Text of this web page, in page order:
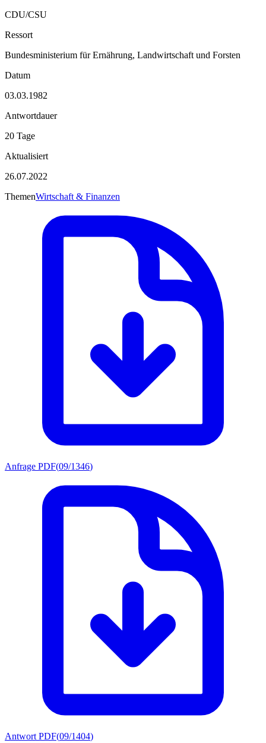
CDU/CSU
Ressort
Bundesministerium für Ernährung, Landwirtschaft und Forsten
Datum
03.03.1982
Antwortdauer
20 Tage
Aktualisiert
26.07.2022
ThemenWirtschaft & Finanzen
Anfrage PDF(09/1346)
Antwort PDF(09/1404)